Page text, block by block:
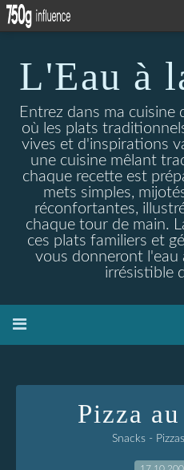
L'Eau à
Entrez dans ma
où les plats
vives et d'inspirations
une cuisine mêlant
chaque recette est
mets simples,
réconfortantes,
chaque tour de main.
ces plats familiers et
vous donneront l'eau
irrésistible
Pizza
Snacks -